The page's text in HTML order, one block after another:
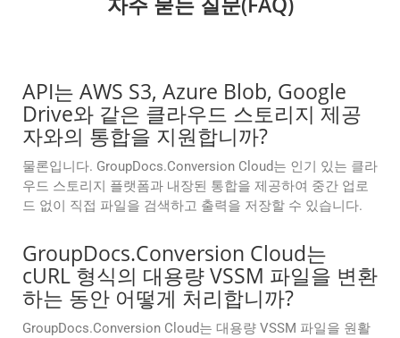
API는 AWS S3, Azure Blob, Google
Drive와 같은 클라우드 스토리지 제공
자와의 통합을 지원합니까?
물론입니다. GroupDocs.Conversion Cloud는 인기 있는 클라
우드 스토리지 플랫폼과 내장된 통합을 제공하여 중간 업로
드 없이 직접 파일을 검색하고 출력을 저장할 수 있습니다.
GroupDocs.Conversion Cloud는
cURL 형식의 대용량 VSSM 파일을 변환
하는 동안 어떻게 처리합니까?
GroupDocs.Conversion Cloud는 대용량 VSSM 파일을 원활